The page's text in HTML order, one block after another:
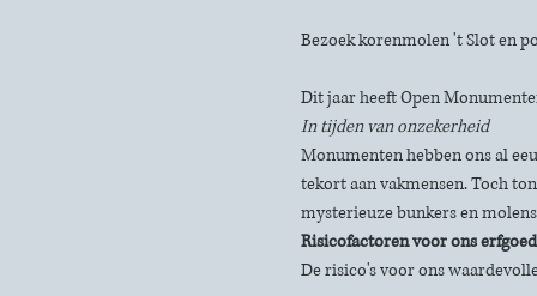
Bezoek korenmolen 't Slot en
Dit jaar heeft Open
In tijden van onzekerheid
Monumenten hebben ons al
tekort aan vakmensen. Toch
mysterieuze bunkers en
Risicofactoren voor ons erfgoed
De risico's voor ons